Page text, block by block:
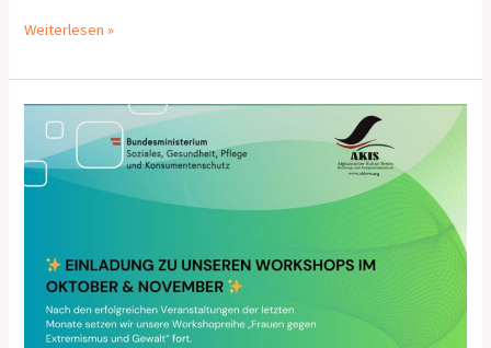
Weiterlesen »
Bericht
über
den
Frauen
gegen
Gewalt